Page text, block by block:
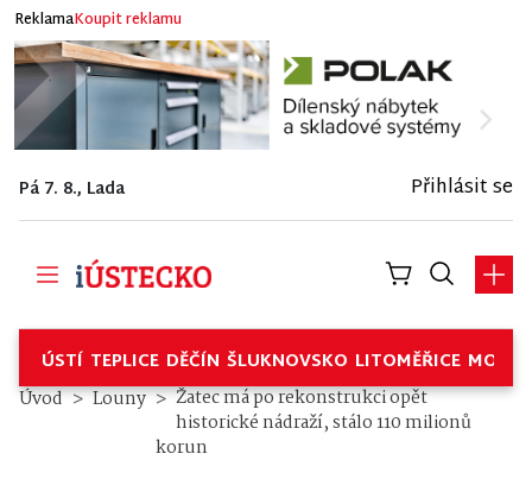
ReklamaKoupit reklamu
Pá 7. 8., Lada Přihlásit se
ÚSTÍ TEPLICE DĚČÍN ŠLUKNOVSKO LITOMĚŘICE
Úvod Louny
Žatec má po rekonstrukci opět
historické nádraží, stálo 110 milionů
korun